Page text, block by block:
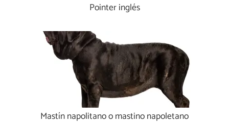
Pointer inglés
Mastín napolitano o mastino napoletano